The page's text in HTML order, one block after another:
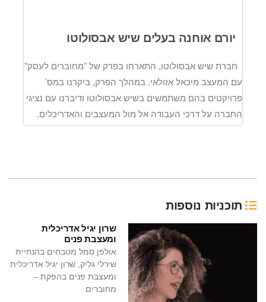
יורם אוחנה בעלים שיש אבסולוטו
חברת שיש אבסולוטו, התארחו בפרק של "מחוברים לעסק"
עם המעצב מיכאל אזולאי. במהלך הפרק, ביקרנו במס'
פרויקטים בהם משתמשים בשיש אבסולוטו ודיברנו עם נציגי
החברה על דרכי העבודה אל מול המעצבים והאדריכלים.
תוכניות נוספות
שרון יגיל אדריכלית
ומעצבת פנים
אולפן סמל מטבחים בהנחיית
שירלי גליק, שרון יגיל אדריכלית
ומעצבת פנים בהפקת –
מחוברים